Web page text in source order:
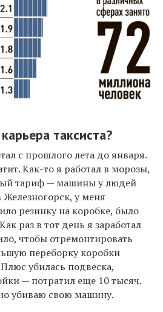
таксиста?
с прошлого лета до января.
Как-то я работал в морозы,
тариф — машины у людей
Железногорск, у меня
резинку на коробке, было
Как раз в тот день я заработал
чтобы отремонтировать
переборку коробки
Плюс убилась подвеска,
— потратил еще 10 тысяч.
убиваю свою машину.